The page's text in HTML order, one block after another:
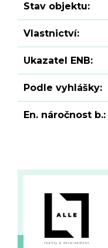
Stav objektu:
Vlastnictví:
Ukazatel ENB:
Podle vyhlášky:
En. náročnost b.: